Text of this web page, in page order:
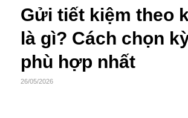
Gửi tiết kiệm theo
là gì? Cách chọn
phù hợp nhất
26/05/2026